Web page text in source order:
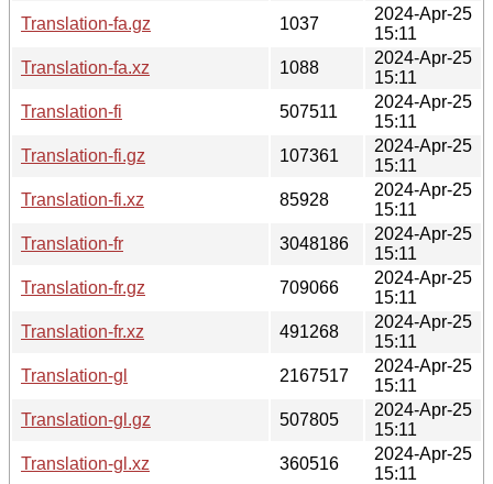
Translation-fa.gz
1037
2024-Apr-25
15:11
Translation-fa.xz
1088
2024-Apr-25
15:11
Translation-fi
507511
2024-Apr-25
15:11
Translation-fi.gz
107361
2024-Apr-25
15:11
Translation-fi.xz
85928
2024-Apr-25
15:11
Translation-fr
3048186
2024-Apr-25
15:11
Translation-fr.gz
709066
2024-Apr-25
15:11
Translation-fr.xz
491268
2024-Apr-25
15:11
Translation-gl
2167517
2024-Apr-25
15:11
Translation-gl.gz
507805
2024-Apr-25
15:11
Translation-gl.xz
360516
2024-Apr-25
15:11